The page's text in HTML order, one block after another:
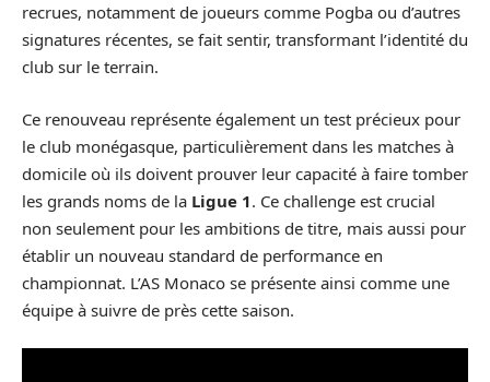
recrues, notamment de joueurs comme Pogba ou d’autres
signatures récentes, se fait sentir, transformant l’identité du
club sur le terrain.
Ce renouveau représente également un test précieux pour
le club monégasque, particulièrement dans les matches à
domicile où ils doivent prouver leur capacité à faire tomber
les grands noms de la Ligue 1. Ce challenge est crucial
non seulement pour les ambitions de titre, mais aussi pour
établir un nouveau standard de performance en
championnat. L’AS Monaco se présente ainsi comme une
équipe à suivre de près cette saison.